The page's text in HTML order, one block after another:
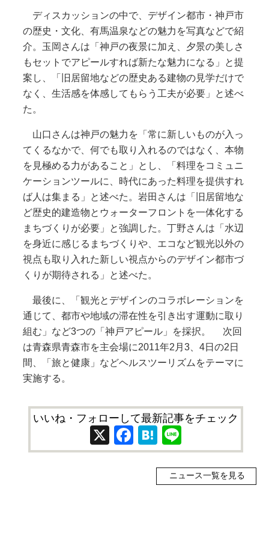
ディスカッションの中で、デザイン都市・神戸市
の歴史・文化、有馬温泉などの魅力を写真などで紹
介。玉岡さんは「神戸の夜景に加え、夕景の美しさ
もセットでアピールすれば新たな魅力になる」と提
案し、「旧居留地などの歴史ある建物の見学だけで
なく、生活感を体感してもらう工夫が必要」と述べ
た。
山口さんは神戸の魅力を「常に新しいものが入っ
てくるなかで、何でも取り入れるのではなく、本物
を見極める力があること」とし、「料理をコミュニ
ケーションツールに、時代にあった料理を提供すれ
ば人は集まる」と述べた。岩田さんは「旧居留地な
ど歴史的建造物とウォーターフロントを一体化する
まちづくりが必要」と強調した。丁野さんは「水辺
を身近に感じるまちづくりや、エコなど観光以外の
視点も取り入れた新しい視点からのデザイン都市づ
くりが期待される」と述べた。
最後に、「観光とデザインのコラボレーションを
通じて、都市や地域の滞在性を引き出す運動に取り
組む」など3つの「神戸アピール」を採択。 次回
は青森県青森市を主会場に2011年2月3、4日の2日
間、「旅と健康」などヘルスツーリズムをテーマに
実施する。
いいね・フォローして最新記事をチェック
X Facebook
Hatena
ニュース一覧を見る